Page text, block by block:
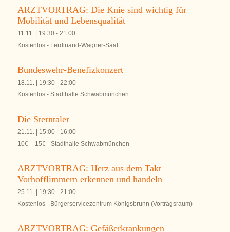
ARZTVORTRAG: Die Knie sind wichtig für
Mobilität und Lebensqualität
11.11. | 19:30- 21:00
Kostenlos- Ferdinand-Wagner-Saal
Bundeswehr-Benefizkonzert
18.11. | 19:30- 22:00
Kostenlos- Stadthalle Schwabmünchen
Die Sterntaler
21.11. | 15:00- 16:00
10€ – 15€- Stadthalle Schwabmünchen
ARZTVORTRAG: Herz aus dem Takt –
Vorhofflimmern erkennen und handeln
25.11. | 19:30- 21:00
Kostenlos- Bürgerservicezentrum Königsbrunn (Vortragsraum)
ARZTVORTRAG: Gefäßerkrankungen –